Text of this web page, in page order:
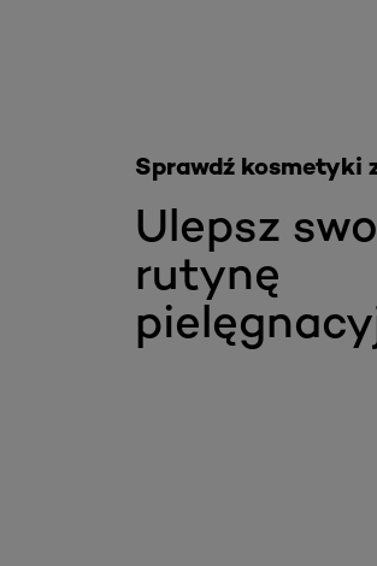
Ulepsz
rutynę
Sprawdź kosmetyki